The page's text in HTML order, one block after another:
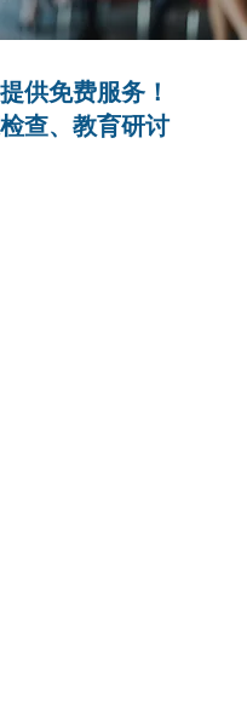
供免费服务！
查、教育研讨